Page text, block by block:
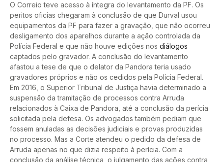
O Correio teve acesso à íntegra do levantamento da PF. Os
peritos oficias chegaram à conclusão de que Durval usou
equipamentos da PF para fazer a gravação, que não ocorreu
desligamento dos aparelhos durante a ação controlada da
Polícia Federal e que não houve edições nos diálogos
captados pelo gravador. A conclusão do levantamento
afastou a tese de que o delator da Pandora teria usado
gravadores próprios e não os cedidos pela Polícia Federal.
Em 2016, o Superior Tribunal de Justiça havia determinado a
suspensão da tramitação de processos contra Arruda
relacionados à Caixa de Pandora, até a conclusão da perícia
solicitada pela defesa. Os advogados também pediam que
fossem anuladas as decisões judiciais e provas produzidas
no processo. Mas a Corte atendeu o pedido da defesa de
Arruda apenas no que dizia respeito à perícia. Com a
conclusão da análise técnica, o julgamento das ações contra